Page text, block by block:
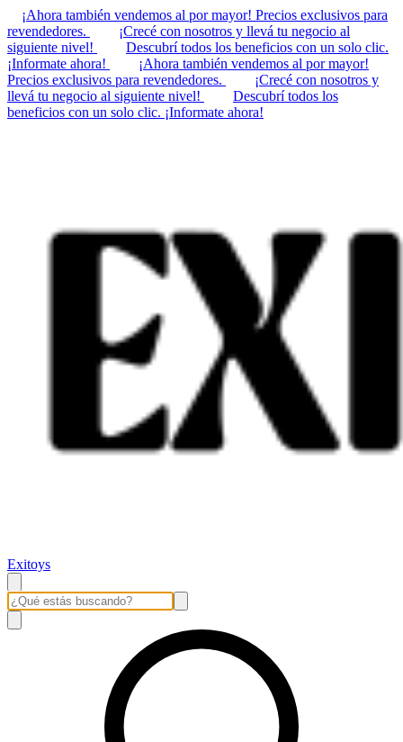
¡Ahora también vendemos al por mayor! Precios exclusivos para
revendedores.
¡Crecé con nosotros y llevá tu negocio al
siguiente nivel!
Descubrí todos los beneficios con un solo clic.
¡Informate ahora!
¡Ahora también vendemos al por mayor!
Precios exclusivos para revendedores.
¡Crecé con nosotros y
llevá tu negocio al siguiente nivel!
Descubrí todos los
beneficios con un solo clic. ¡Informate ahora!
Exitoys